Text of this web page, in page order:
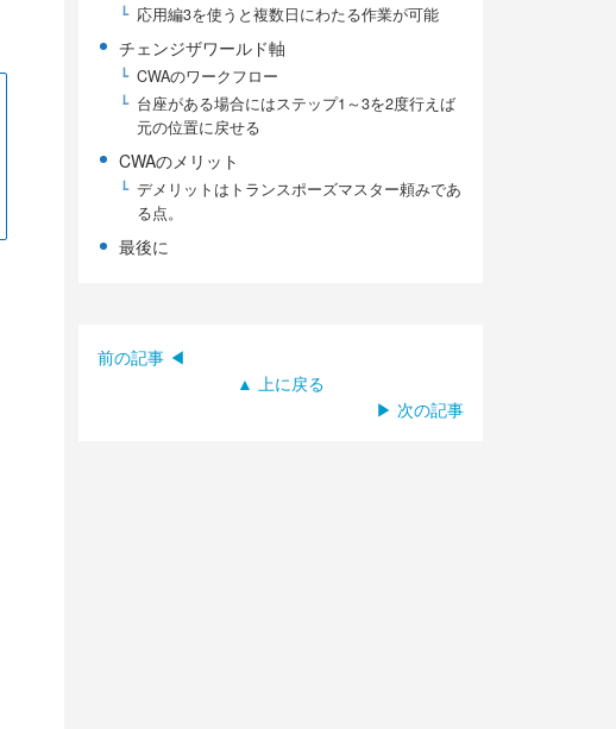
応用編3を使うと複数日にわたる作業が可能
チェンジザワールド軸
CWAのワークフロー
台座がある場合にはステップ1～3を2度行えば
元の位置に戻せる
CWAのメリット
デメリットはトランスポーズマスター頼みであ
る点。
最後に
前の記事 ◀
▲ 上に戻る
▶ 次の記事